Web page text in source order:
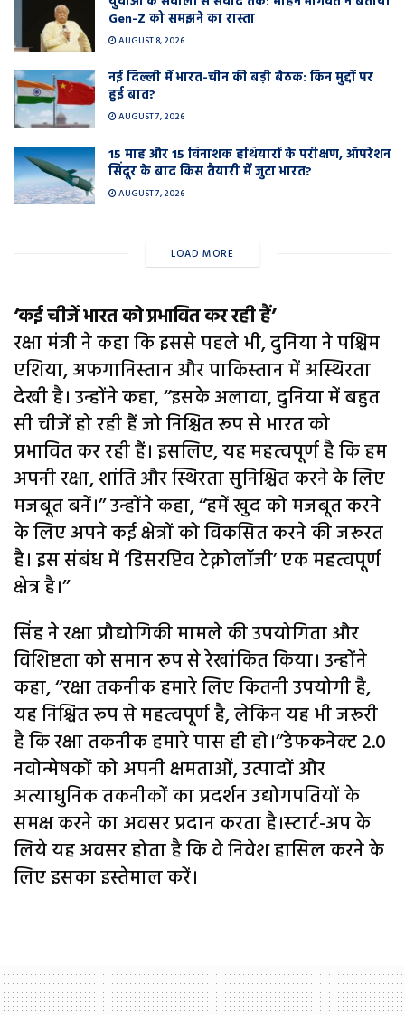
Gen-Z को समझने का रास्ता
AUGUST 8, 2026
नई दिल्ली में भारत-चीन की बड़ी बैठक: किन मुद्दों पर
हुई बात?
AUGUST 7, 2026
15 माह और 15 विनाशक हथियारों के परीक्षण, ऑपरेशन
सिंदूर के बाद किस तैयारी में जुटा भारत?
AUGUST 7, 2026
LOAD MORE
‘कई चीजें भारत को प्रभावित कर रही हैं’
रक्षा मंत्री ने कहा कि इससे पहले भी, दुनिया ने पश्चिम
एशिया, अफगानिस्तान और पाकिस्तान में अस्थिरता
देखी है। उन्होंने कहा, ‘‘इसके अलावा, दुनिया में बहुत
सी चीजें हो रही हैं जो निश्चित रूप से भारत को
प्रभावित कर रही हैं। इसलिए, यह महत्वपूर्ण है कि हम
अपनी रक्षा, शांति और स्थिरता सुनिश्चित करने के लिए
मजबूत बनें।’’ उन्होंने कहा, ‘‘हमें खुद को मजबूत करने
के लिए अपने कई क्षेत्रों को विकसित करने की जरूरत
है। इस संबंध में ‘डिसरप्टिव टेक्नोलॉजी’ एक महत्वपूर्ण
क्षेत्र है।’’
सिंह ने रक्षा प्रौद्योगिकी मामले की उपयोगिता और
विशिष्टता को समान रूप से रेखांकित किया। उन्होंने
कहा, ‘‘रक्षा तकनीक हमारे लिए कितनी उपयोगी है,
यह निश्चित रूप से महत्वपूर्ण है, लेकिन यह भी जरूरी
है कि रक्षा तकनीक हमारे पास ही हो।’’डेफकनेक्ट 2.0
नवोन्मेषकों को अपनी क्षमताओं, उत्पादों और
अत्याधुनिक तकनीकों का प्रदर्शन उद्योगपतियों के
समक्ष करने का अवसर प्रदान करता है।स्टार्ट-अप के
लिये यह अवसर होता है कि वे निवेश हासिल करने के
लिए इसका इस्तेमाल करें।